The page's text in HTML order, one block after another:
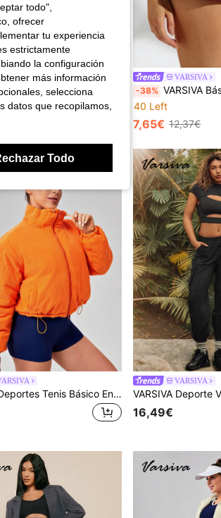
VARSIVA
-38% VARSIVA Básicos deportivos de verano
40 Left
7,65€ 12,37€
VARSIVA Deportes Tenis Básico En Exteriores Con Chaqueta
VARSIVA
16,49€
todo",
ofrecer
tu experiencia
estrictamente
la configuración
más información
selecciona
datos que recopilamos,
Todo